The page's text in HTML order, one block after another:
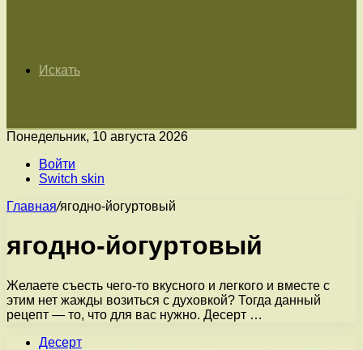
Искать
Понедельник, 10 августа 2026
Войти
Switch skin
Главная/ягодно-йогуртовый
ягодно-йогуртовый
Желаете съесть чего-то вкусного и легкого и вместе с
этим нет жажды возиться с духовкой? Тогда данный
рецепт — то, что для вас нужно. Десерт …
Десерт